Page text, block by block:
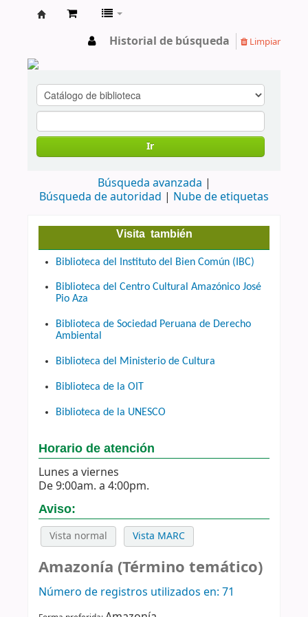
Historial de búsqueda Limpiar
Ir
Búsqueda avanzada
Búsqueda de autoridad
Nube de etiquetas
Visita también
Biblioteca del Instituto del Bien Común (IBC)
Biblioteca del Centro Cultural Amazónico José
Pio Aza
Biblioteca de Sociedad Peruana de Derecho
Ambiental
Biblioteca del Ministerio de Cultura
Biblioteca de la OIT
Biblioteca de la UNESCO
Horario de atención
Lunes a viernes
De 9:00am. a 4:00pm.
Aviso:
Vista normal Vista MARC
Amazonía (Término temático)
Número de registros utilizados en: 71